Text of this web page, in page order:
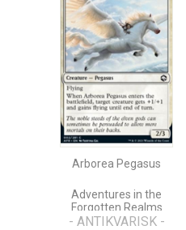
Arborea Pegasus
Adventures in the
Forgotten Realms
- ANTIKVARISK -